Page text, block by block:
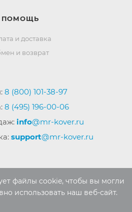
ПОМОЩЬ
и доставка
и возврат
8 (800) 101-38-97
8 (495) 196-00-06
info@mr-kover.ru
support@mr-kover.ru
магазинMR-KOVER.RU
Воспроизведение
письменного разрешения
файлы cookie, чтобы вы могли
использовать наш веб-сайт.